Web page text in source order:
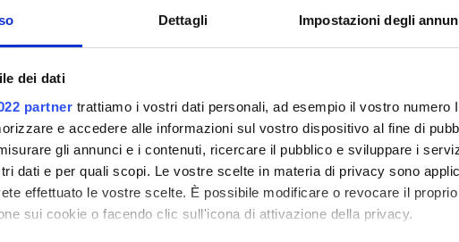
Dettagli Impostazioni degli
dei dati
partner trattiamo i vostri dati personali, ad esempio il vostro numero
e accedere alle informazioni sul vostro dispositivo al fine di
gli annunci e i contenuti, ricercare il pubblico e sviluppare i
dati e per quali scopi. Le vostre scelte in materia di privacy sono
effettuato le vostre scelte. È possibile modificare o revocare il
sui cookie o facendo clic sull'icona di attivazione della privacy.
L'insegnamento è organizzato come segue:
Modulo
DIDATTICA FRONTALE 11
MED/42-IGIENE
APPLICATA
ATTIVITA' PRATICA
MED/42-IGIENE
APPLICATA